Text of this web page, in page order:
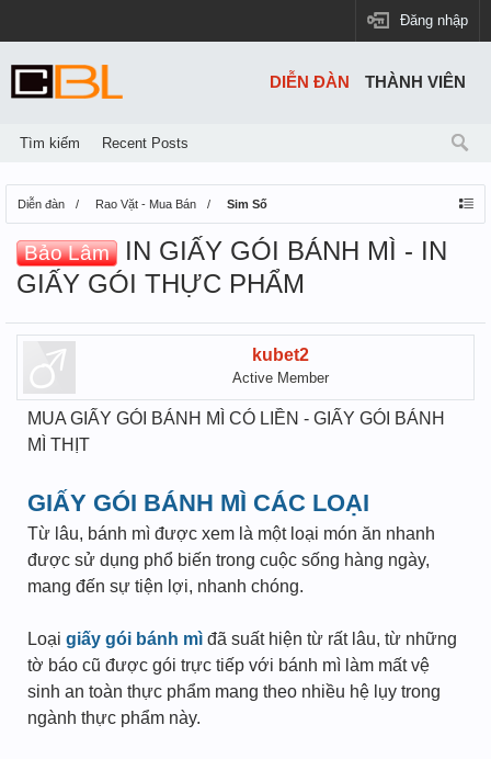
Đăng nhập
Diễn đàn Rao Vặt - Mua Bán Sim Số
Bảo Lâm
IN GIẤY GÓI BÁNH MÌ - IN
GIẤY GÓI THỰC PHẨM
kubet2
Active Member
MUA GIẤY GÓI BÁNH MÌ CÓ LIỀN - GIẤY GÓI BÁNH
MÌ THỊT
GIẤY GÓI BÁNH MÌ CÁC LOẠI
Từ lâu, bánh mì được xem là một loại món ăn nhanh
được sử dụng phổ biến trong cuộc sống hàng ngày,
mang đến sự tiện lợi, nhanh chóng.
Loại giấy gói bánh mì đã suất hiện từ rất lâu, từ những
tờ báo cũ được gói trực tiếp với bánh mì làm mất vệ
sinh an toàn thực phẩm mang theo nhiều hệ lụy trong
ngành thực phẩm này.
DIỄN ĐÀN
Tìm kiếm Recent Posts
THÀNH VIÊN